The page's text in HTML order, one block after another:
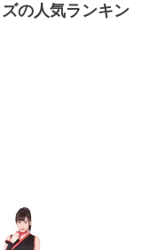
の人気ランキン